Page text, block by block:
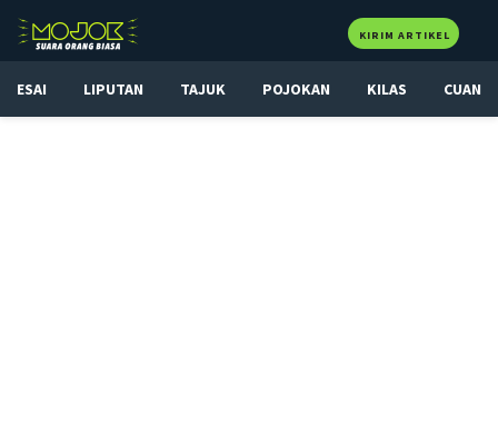
KIRIM ARTIKEL
ESAI LIPUTAN TAJUK POJOKAN KILAS CUAN